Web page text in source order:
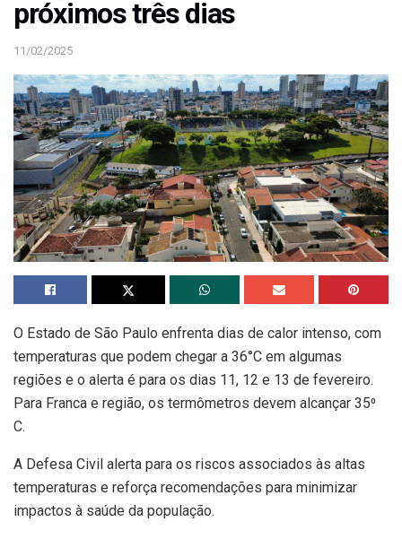
próximos três dias
11/02/2025
O Estado de São Paulo enfrenta dias de calor intenso, com
temperaturas que podem chegar a 36°C em algumas
regiões e o alerta é para os dias 11, 12 e 13 de fevereiro.
Para Franca e região, os termômetros devem alcançar 35⁰
C.
A Defesa Civil alerta para os riscos associados às altas
temperaturas e reforça recomendações para minimizar
impactos à saúde da população.